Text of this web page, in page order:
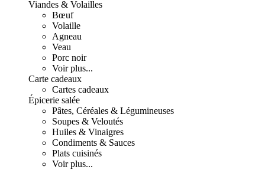
Viandes & Volailles
Bœuf
Volaille
Agneau
Veau
Porc noir
Voir plus...
Carte cadeaux
Cartes cadeaux
Épicerie salée
Pâtes, Céréales & Légumineuses
Soupes & Veloutés
Huiles & Vinaigres
Condiments & Sauces
Plats cuisinés
Voir plus...